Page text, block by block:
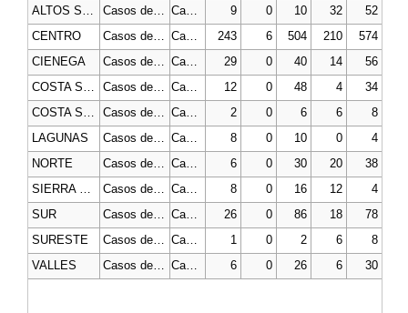
ALTOS SUR
Casos de Influenza Casos 9 0 10 32 52
CENTRO
Casos de Influenza Casos 243 6 504 210 574
CIENEGA
Casos de Influenza Casos 29 0 40 14 56
COSTA SIERRA OCCIDENTAL
Casos de Influenza Casos 12 0 48 4 34
COSTA SUR
Casos de Influenza Casos 2 0 6 6 8
LAGUNAS
Casos de Influenza Casos 8 0 10 0 4
NORTE
Casos de Influenza Casos 6 0 30 20 38
SIERRA DE AMULA
Casos de Influenza Casos 8 0 16 12 4
SUR
Casos de Influenza Casos 26 0 86 18 78
SURESTE
Casos de Influenza Casos 1 0 2 6 8
VALLES
Casos de Influenza Casos 6 0 26 6 30